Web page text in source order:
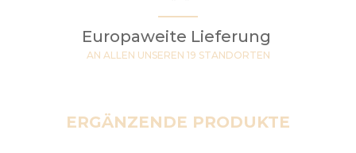
Europaweite Lieferung
AN ALLEN UNSEREN 19 STANDORTEN
ERGÄNZENDE PRODUKTE